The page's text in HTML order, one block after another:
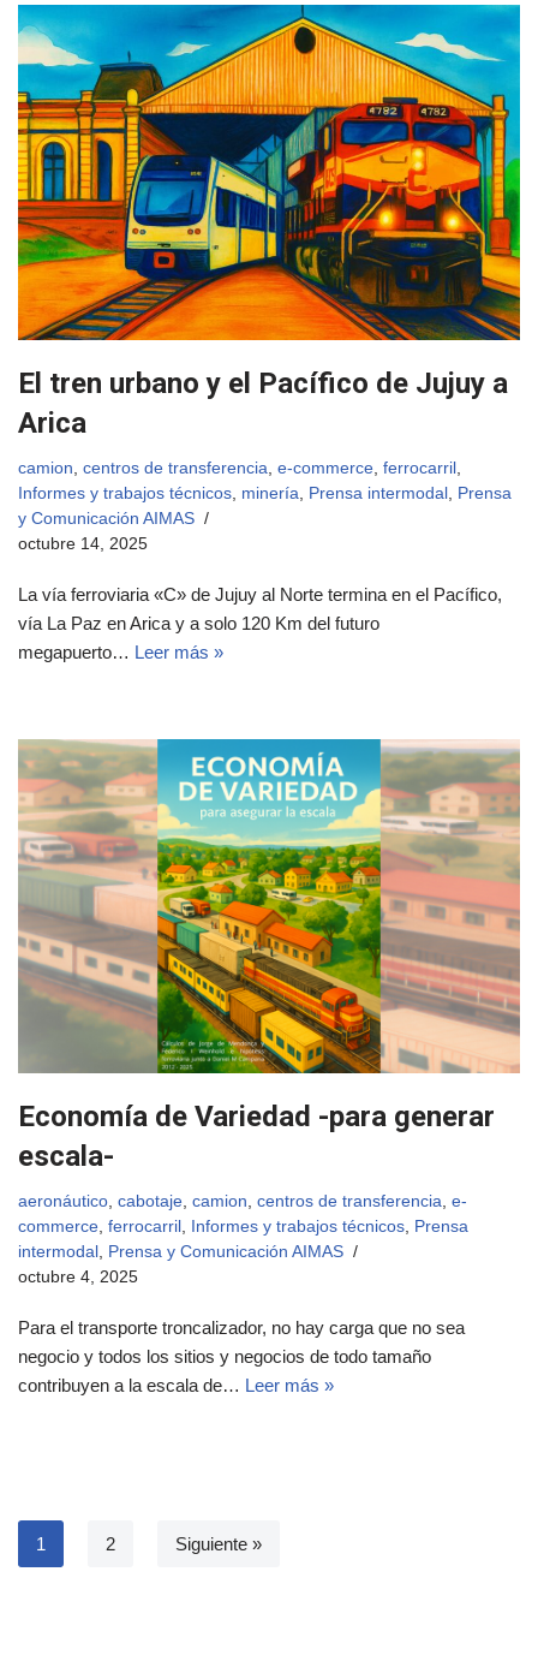
El tren urbano y el Pacífico de Jujuy a
Arica
camion centros de transferencia e-commerce ferrocarril
Informes y trabajos técnicos minería Prensa intermodal Prensa
y Comunicación AIMAS
octubre 14, 2025
La vía ferroviaria «C» de Jujuy al Norte termina en el Pacífico,
vía La Paz en Arica y a solo 120 Km del futuro
megapuerto… Leer más »
Economía de Variedad -para generar
escala-
aeronáutico, cabotaje, camion, centros de transferencia, e-
commerce, ferrocarril , Informes y trabajos técnicos, Prensa
intermodal , Prensa y Comunicación AIMAS
octubre 4, 2025
Para el transporte troncalizador, no hay carga que no sea
negocio y todos los sitios y negocios de todo tamaño
contribuyen a la escala de… Leer más »
1 2 Siguiente »